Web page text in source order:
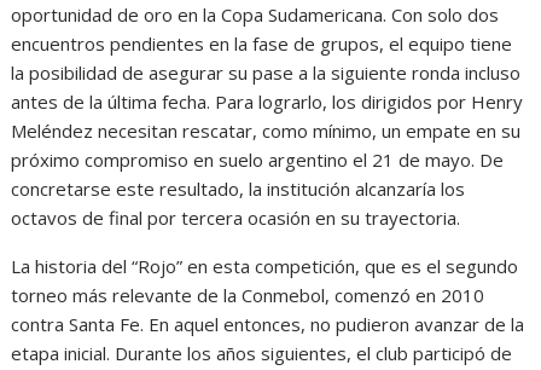
oportunidad de oro en la Copa Sudamericana. Con solo dos
encuentros pendientes en la fase de grupos, el equipo tiene
la posibilidad de asegurar su pase a la siguiente ronda incluso
antes de la última fecha. Para lograrlo, los dirigidos por Henry
Meléndez necesitan rescatar, como mínimo, un empate en su
próximo compromiso en suelo argentino el 21 de mayo. De
concretarse este resultado, la institución alcanzaría los
octavos de final por tercera ocasión en su trayectoria.
La historia del “Rojo” en esta competición, que es el segundo
torneo más relevante de la Conmebol, comenzó en 2010
contra Santa Fe. En aquel entonces, no pudieron avanzar de la
etapa inicial. Durante los años siguientes, el club participó de